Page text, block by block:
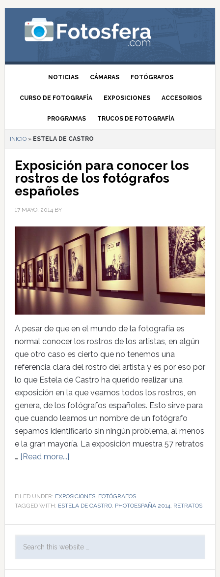
NOTICIAS CÁMARAS FOTÓGRAFOS
CURSO DE FOTOGRAFÍA EXPOSICIONES ACCESORIOS
PROGRAMAS TRUCOS DE FOTOGRAFÍA
INICIO» ESTELA DE CASTRO
Exposición para conocer los
rostros de los fotógrafos
españoles
17 MAYO, 2014BY
A pesar de que en el mundo de la fotografía es
normal conocer los rostros de los artistas, en algún
que otro caso es cierto que no tenemos una
referencia clara del rostro del artista y es por eso por
lo que Estela de Castro ha querido realizar una
exposición en la que veamos todos los rostros, en
genera, de los fotógrafos españoles. Esto sirve para
que cuando leamos un nombre de un fotógrafo
sepamos identificarlo sin ningún problema, al menos
e la gran mayoría. La exposición muestra 57 retratos
… [Read more...]
FILED UNDER: EXPOSICIONES, FOTÓGRAFOS
TAGGED WITH: ESTELA DE CASTRO, PHOTOESPAÑA 2014, RETRATOS